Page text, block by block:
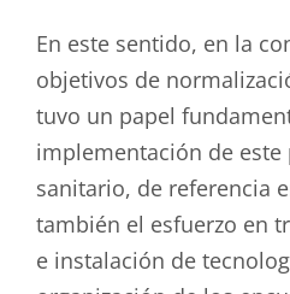
En este sentido, en la
objetivos de
tuvo un papel
implementación de
sanitario, de referencia
también el esfuerzo en
e instalación de